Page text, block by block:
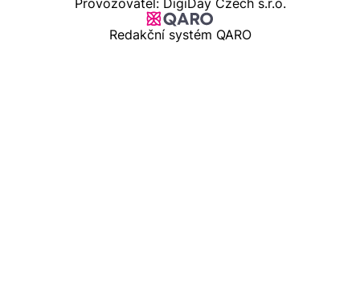
Provozovatel: DigiDay Czech s.r.o.
Redakční systém QARO